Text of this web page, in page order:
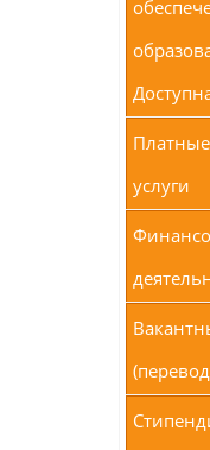
услуги